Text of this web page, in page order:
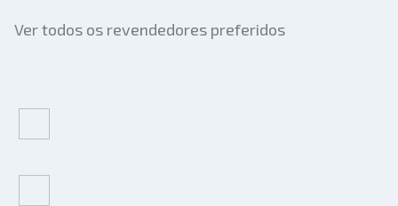
Ver todos os revendedores preferidos